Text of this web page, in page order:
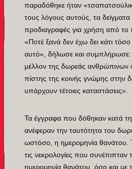
παραδόθηκε ήταν
τους λόγους αυτούς, τα
προδιαγραφές για χρήση από το
«Ποτέ ξανά δεν έχω δει κάτι
αυτό«, δήλωσε και
μέλλον της δωρεάς ανθρώπινων
πίστης της κοινής γνώμης στην
υπάρχουν τέτοιες καταστάσεις».
Τα έγγραφα που δόθηκαν κατά
ανέφεραν την ταυτότητα του
ωστόσο, η ημερομηνία θανάτου.
τις νεκρολογίες που συνέπιπταν
ημερομηνία θανάτου, όσο και με